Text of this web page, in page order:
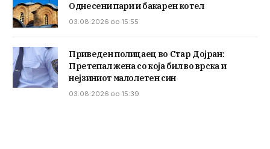
Однесени пари и бакарен котел
03.08.2026 во 15:55
Приведен полицаец во Стар Дојран:
Претепал жена со која бил во врска и
нејзиниот малолетен син
03.08.2026 во 15:39